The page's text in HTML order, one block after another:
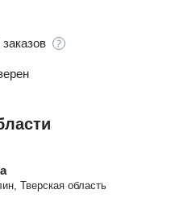
Тверская область